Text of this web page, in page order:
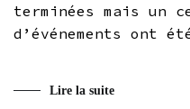
terminées mais un
d’événements ont
Lire la suite